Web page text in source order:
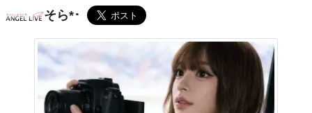
そら*･